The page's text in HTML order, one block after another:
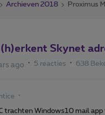
Archieven 2018 Proximus
(h)erkent Skynet
ago 5 reacties 638
trachten Windows10 mail